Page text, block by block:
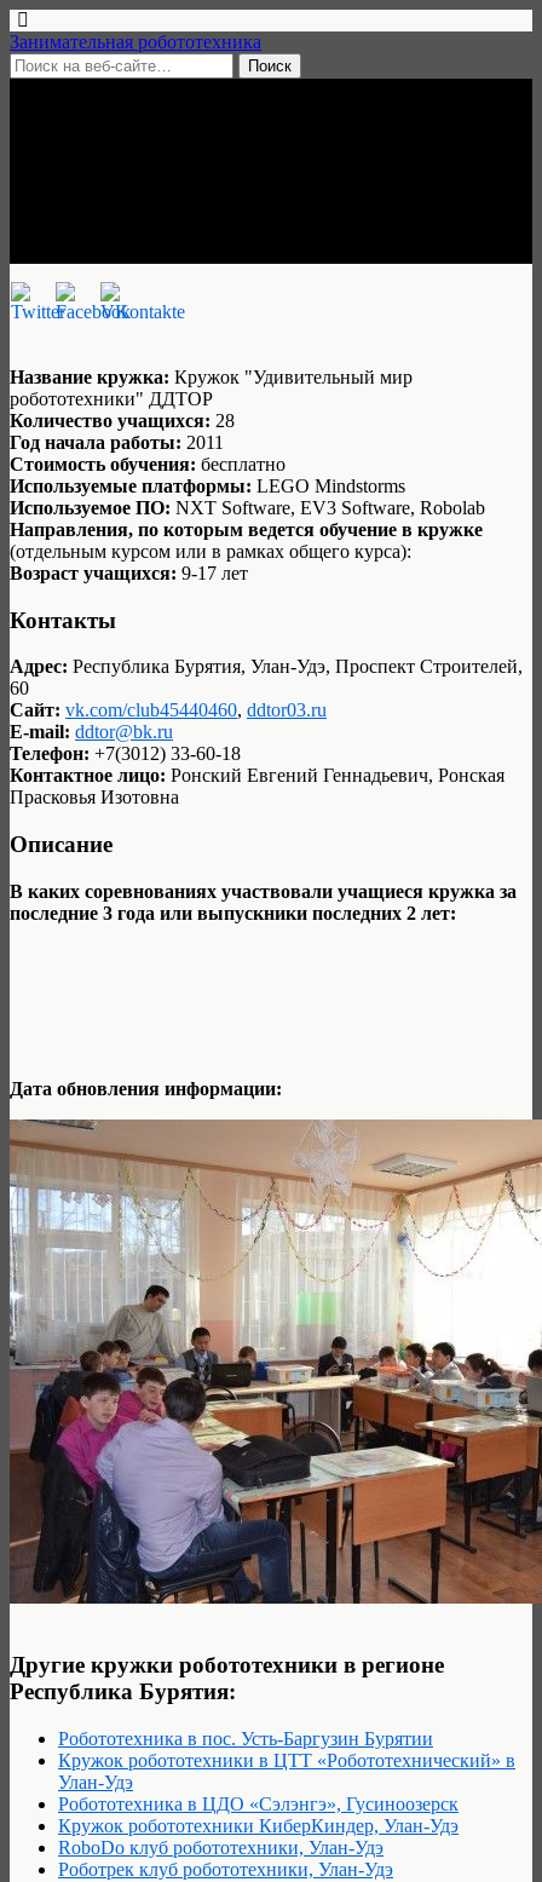
Занимательная робототехника
Название кружка: Кружок "Удивительный мир
робототехники" ДДТОР
Количество учащихся: 28
Год начала работы: 2011
Стоимость обучения: бесплатно
Используемые платформы: LEGO Mindstorms
Используемое ПО: NXT Software, EV3 Software, Robolab
Направления, по которым ведется обучение в кружке
(отдельным курсом или в рамках общего курса):
Возраст учащихся: 9-17 лет
Контакты
Адрес: Республика Бурятия, Улан-Удэ, Проспект Строителей,
60
Сайт: vk.com/club45440460, ddtor03.ru
E-mail: ddtor@bk.ru
Телефон: +7(3012) 33-60-18
Контактное лицо: Ронский Евгений Геннадьевич, Ронская
Прасковья Изотовна
Описание
В каких соревнованиях участвовали учащиеся кружка за
последние 3 года или выпускники последних 2 лет:
Дата обновления информации:
Другие кружки робототехники в регионе
Республика Бурятия:
Робототехника в пос. Усть-Баргузин Бурятии
Кружок робототехники в ЦТТ «Робототехнический» в
Улан-Удэ
Робототехника в ЦДО «Сэлэнгэ», Гусиноозерск
Кружок робототехники КиберКиндер, Улан-Удэ
RoboDo клуб робототехники, Улан-Удэ
Роботрек клуб робототехники, Улан-Удэ